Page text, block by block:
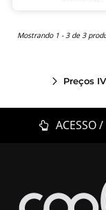
Mostrando 1 - 3 de 3
Preços
ACESSO